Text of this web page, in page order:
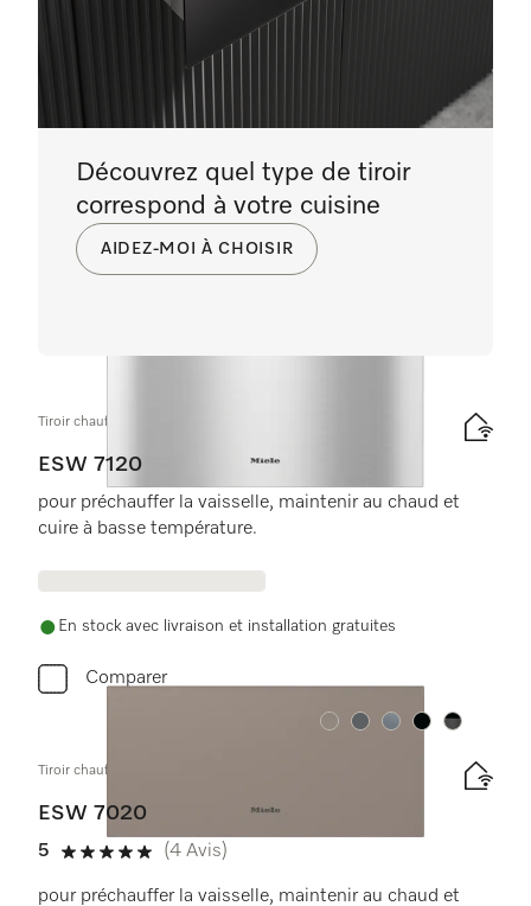
Tiroir chauffant Gourmet sans poignée, hauteur 29 cm
ESW 7120
pour préchauffer la vaisselle, maintenir au chaud et
cuire à basse température.
En stock avec livraison et installation gratuites
Comparer
Couleurs
Couleurs
Couleurs
CouleursCouleurs
Tiroir chauffant Gourmet sans poignée, hauteur 29 cm
ESW 7020
5
5 étoiles sur 5
(4 Avis)
pour préchauffer la vaisselle, maintenir au chaud et
Découvrez quel type de tiroir
correspond à votre cuisine
AIDEZ-MOI À CHOISIR